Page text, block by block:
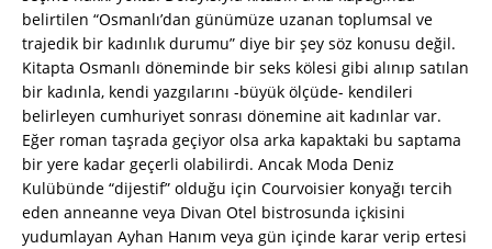
belirtilen “Osmanlı’dan günümüze uzanan toplumsal ve
trajedik bir kadınlık durumu” diye bir şey söz konusu değil.
Kitapta Osmanlı döneminde bir seks kölesi gibi alınıp satılan
bir kadınla, kendi yazgılarını -büyük ölçüde- kendileri
belirleyen cumhuriyet sonrası dönemine ait kadınlar var.
Eğer roman taşrada geçiyor olsa arka kapaktaki bu saptama
bir yere kadar geçerli olabilirdi. Ancak Moda Deniz
Kulübünde “dijestif” olduğu için Courvoisier konyağı tercih
eden anneanne veya Divan Otel bistrosunda içkisini
yudumlayan Ayhan Hanım veya gün içinde karar verip ertesi